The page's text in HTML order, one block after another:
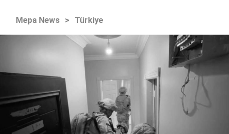
Mepa News > Türkiye